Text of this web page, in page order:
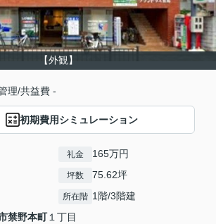
【外観】
理/共益費 -
初期費用シミュレーション
礼金 165万円
坪数 75.62坪
所在階 1階/3階建
禁野本町１丁目